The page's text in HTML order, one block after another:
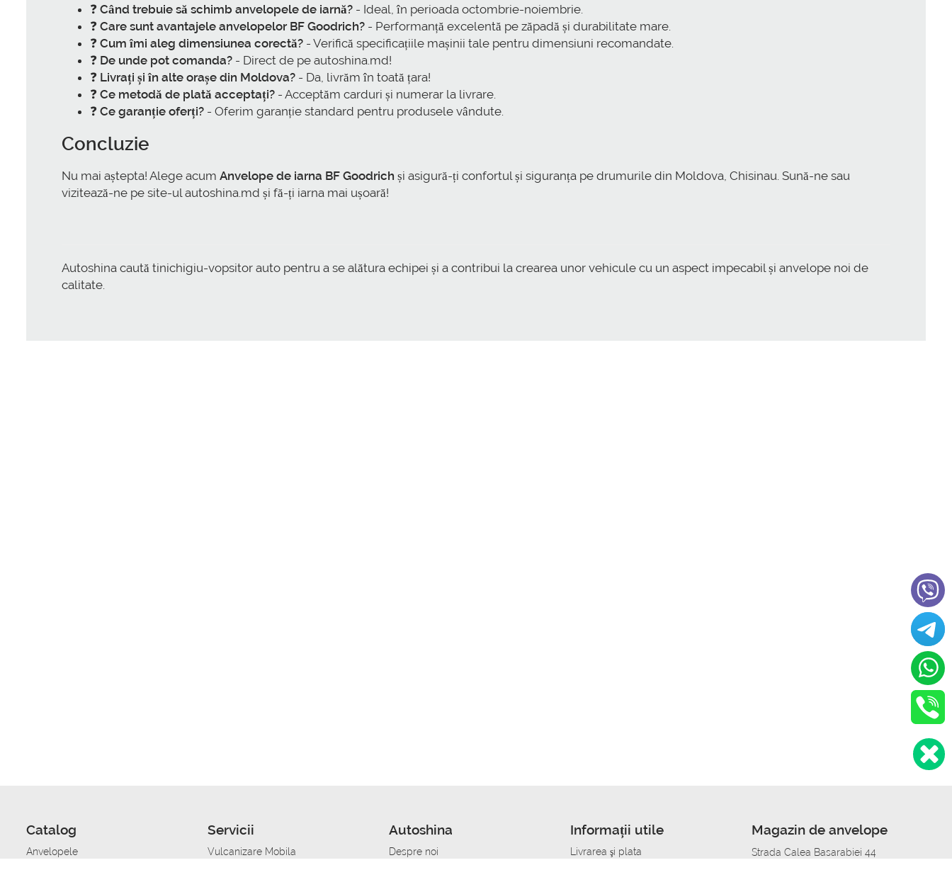
❓ Când trebuie să schimb anvelopele de iarnă? - Ideal, în perioada octombrie-noiembrie.
❓ Care sunt avantajele anvelopelor BF Goodrich? - Performanță excelentă pe zăpadă și durabilitate mare.
❓ Cum îmi aleg dimensiunea corectă? - Verifică specificațiile mașinii tale pentru dimensiuni recomandate.
❓ De unde pot comanda? - Direct de pe autoshina.md!
❓ Livrați și în alte orașe din Moldova? - Da, livrăm în toată țara!
❓ Ce metodă de plată acceptați? - Acceptăm carduri și numerar la livrare.
❓ Ce garanție oferți? - Oferim garanție standard pentru produsele vândute.
Concluzie
Nu mai aștepta! Alege acum Anvelope de iarna BF Goodrich și asigură-ți confortul și siguranța pe drumurile din Moldova, Chisinau. Sună-ne sau
vizitează-ne pe site-ul autoshina.md și fă-ți iarna mai ușoară!
Autoshina caută tinichigiu-vopsitor auto pentru a se alătura echipei și a contribui la crearea unor vehicule cu un aspect impecabil și anvelope noi de
calitate.
Catalog
Anvelopele
Servicii
Vulcanizare Mobila
Autoshina
Despre noi
Informații utile
Livrarea şi plata
Magazin de anvelope
Strada Calea Basarabiei 44